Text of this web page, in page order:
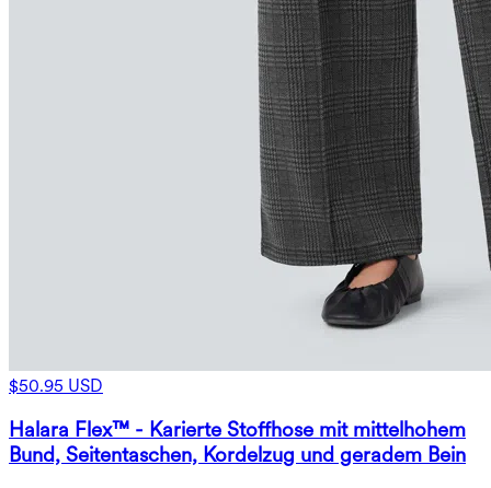
$50.95 USD
Halara Flex™ - Karierte Stoffhose mit mittelhohem
Bund, Seitentaschen, Kordelzug und geradem Bein